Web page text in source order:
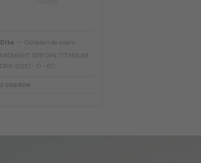
Dita
Ochelari de soare
MIDNIGHT SPECIAL TITANIUM
DRX-2010 - D - 60
3 056 RON